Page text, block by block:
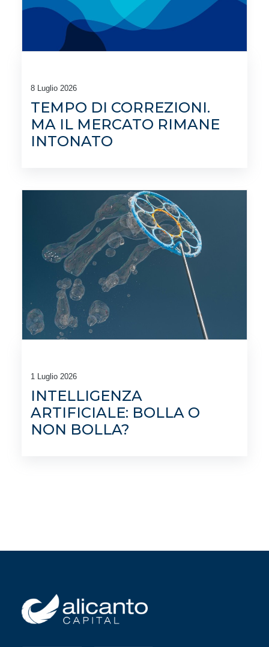
8 Luglio 2026
TEMPO DI CORREZIONI.
MA IL MERCATO RIMANE
INTONATO
1 Luglio 2026
INTELLIGENZA
ARTIFICIALE: BOLLA O
NON BOLLA?